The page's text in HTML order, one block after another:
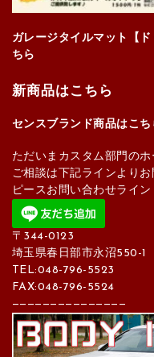
ガレージタイルマット【
ちら
新商品はこちら
センスブランド商品はこち
ただいまカスタム部門の
ご相談は下記ラインよりお
ピースお問い合わせライン
〒344-0123
埼玉県春日部市永沼550-1
TEL:048-796-5523
FAX:048-796-5524
———————————————